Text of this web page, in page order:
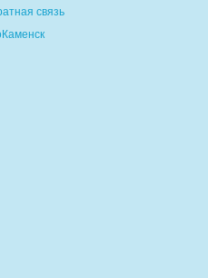
связь